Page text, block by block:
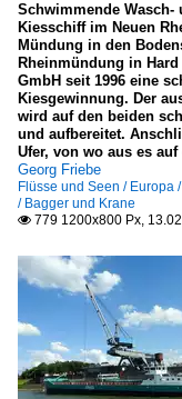
Schwimmende Wasch-
Kiesschiff im Neuen
Mündung in den
Rheinmündung in
GmbH seit 1996 eine
Kiesgewinnung. Der
wird auf den beiden
und aufbereitet.
Ufer, von wo aus es
Georg Friebe
Flüsse und Seen / Europa
/ Bagger und Krane
 779 1200x800 Px,